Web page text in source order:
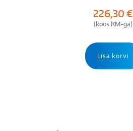
226,30 €
(koos KM-ga)
Lisa korvi